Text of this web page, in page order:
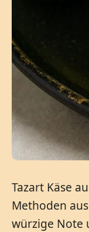
Tazart Käse
Methoden
würzige Note